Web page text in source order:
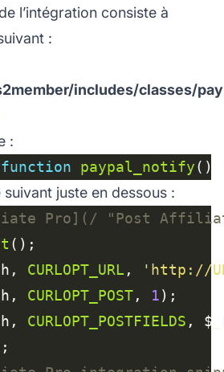
l’intégration consiste à
:
includes/classes/
:
function
paypal_notify
juste en dessous :
Pro](/ "Post Affiliate
CURLOPT_URL ,
'http://
CURLOPT_POST, 1
CURLOPT_POSTFIELDS